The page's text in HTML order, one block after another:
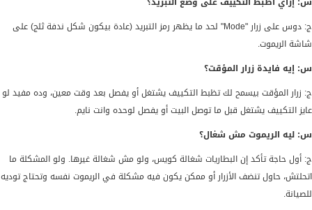
ج: دوس على زرار "Mode" لحد ما يظهر رمز التبريد (عادة بيكون شكل ندفة ثلج) على
شاشة الريموت.
س: إيه فايدة زرار المؤقت؟
ج: زرار المؤقت بيسمح لك تظبط التكييف يشتغل أو يفصل بعد وقت معين، وده مفيد لو
عايز التكييف يشتغل قبل ما توصل البيت أو يفصل لوحده وانت نايم.
س: ليه الريموت مش شغال؟
ج: أول حاجة تأكد إن البطاريات شغالة كويس، ولو مش شغالة غيرها. ولو المشكلة ما
اتحلتش، حاول تنضف الأزرار أو ممكن يكون فيه مشكلة في الريموت نفسه وتحتاج توديه
للصيانة.